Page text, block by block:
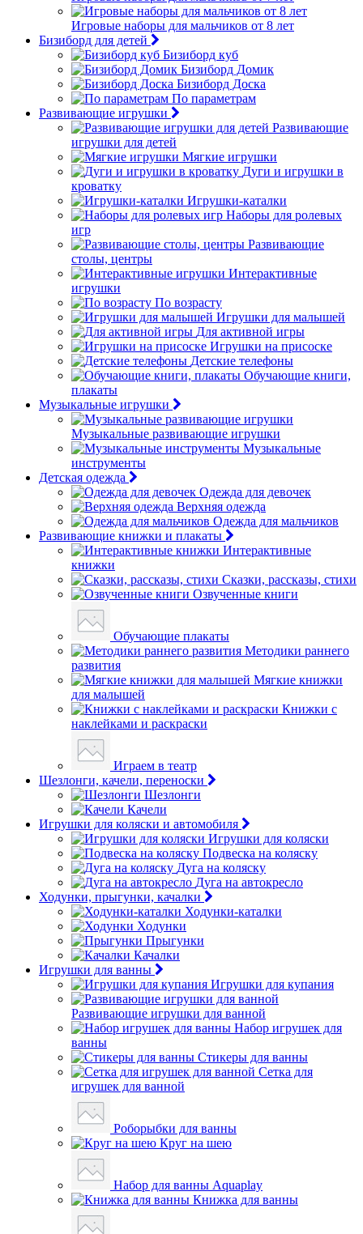
Игровые наборы для мальчиков от 8 лет
Бизиборд для детей
Бизиборд куб
Бизиборд Домик
Бизиборд Доска
По параметрам
Развивающие игрушки
Развивающие
игрушки для детей
Мягкие игрушки
Дуги и игрушки в
кроватку
Игрушки-каталки
Наборы для ролевых
игр
Развивающие
столы, центры
Интерактивные
игрушки
По возрасту
Игрушки для малышей
Для активной игры
Игрушки на присоске
Детские телефоны
Обучающие книги,
плакаты
Музыкальные игрушки
Музыкальные развивающие игрушки
Музыкальные
инструменты
Детская одежда
Одежда для девочек
Верхняя одежда
Одежда для мальчиков
Развивающие книжки и плакаты
Интерактивные
книжки
Сказки, рассказы, стихи
Озвученные книги
Обучающие плакаты
Методики раннего
развития
Мягкие книжки
для малышей
Книжки с
наклейками и раскраски
Играем в театр
Шезлонги, качели, переноски
Шезлонги
Качели
Игрушки для коляски и автомобиля
Игрушки для коляски
Подвеска на коляску
Дуга на коляску
Дуга на автокресло
Ходунки, прыгунки, качалки
Ходунки-каталки
Ходунки
Прыгунки
Качалки
Игрушки для ванны
Игрушки для купания
Развивающие игрушки для ванной
Набор игрушек для
ванны
Стикеры для ванны
Сетка для
игрушек для ванной
Роборыбки для ванны
Круг на шею
Набор для ванны Aquaplay
Книжка для ванны